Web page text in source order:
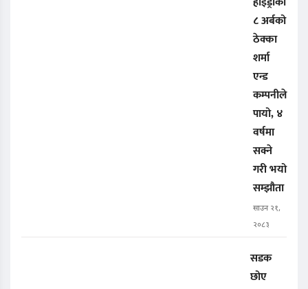
८ अर्बको
ठेक्का
शर्मा
एन्ड
कम्पनीले
पायो, ४
वर्षमा
सक्ने
गरी भयो
सम्झौता
साउन २१,
२०८३
सडक
छोए